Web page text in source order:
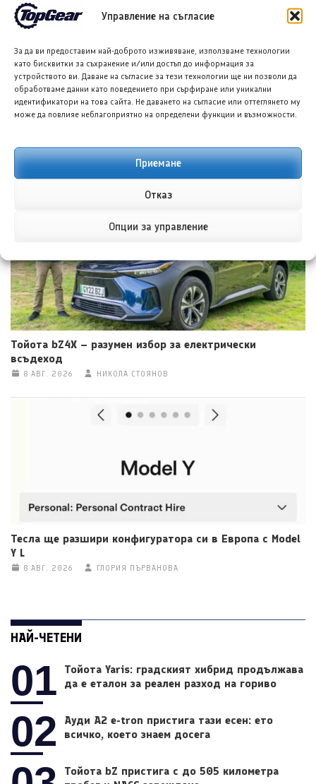
Управление на съгласие
За да ви предоставим най-доброто изживяване, използваме технологии
като бисквитки за съхранение и/или достъп до информация за
устройството ви. Даване на съгласие за тези технологии ще ни позволи да
обработваме данни като поведението при сърфиране или уникални
идентификатори на това сайта. Не даването на съгласие или оттеглянето му
може да повлияе неблагоприятно на определени функции и възможности.
Приемане
Отказ
Опции за управление
Хенеси Максимус: Пикап, по-бърз от Ферари F40
8 АВГ. 2026 ТЕОДОРА ИЛИЕВА
Тойота bZ4X – разумен избор за електрически
всъдеход
8 АВГ. 2026 НИКОЛА СТОЯНОВ
Тесла ще разшири конфигуратора си в Европа с Model
Y L
8 АВГ. 2026 ГЛОРИЯ ПЪРВАНОВА
НАЙ-ЧЕТЕНИ
01
Тойота Yaris: градският хибрид продължава
да е еталон за реален разход на гориво
02
Ауди A2 e-tron пристига тази есен: ето
всичко, което знаем досега
Тойота bZ пристига с до 505 километра